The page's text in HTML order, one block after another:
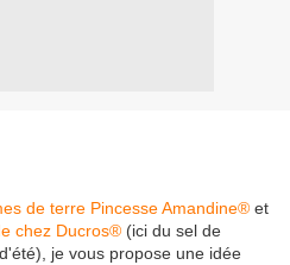
de terre Pincesse Amandine® et
chez Ducros® (ici du sel de
je vous propose une idée